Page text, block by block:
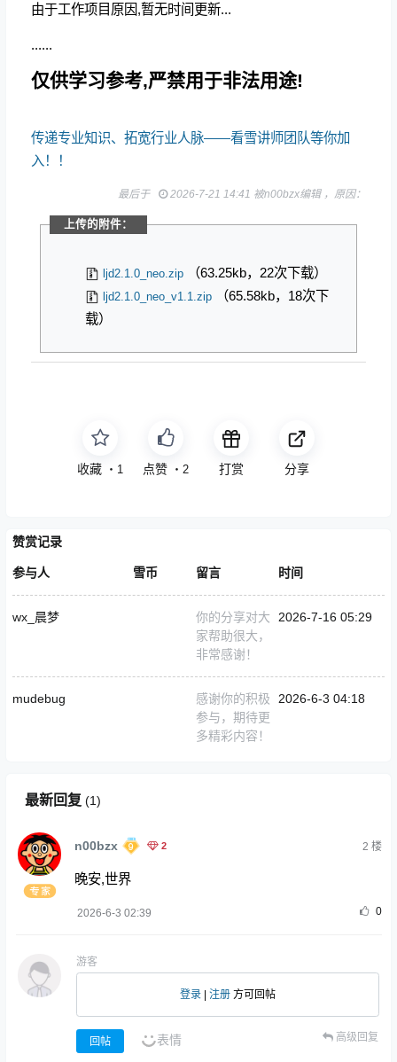
由于工作项目原因,暂无时间更新...
......
仅供学习参考,严禁用于非法用途!
传递专业知识、拓宽行业人脉——看雪讲师团队等你加
入！！
最后于 2026-7-21 14:41 被n00bzx编辑 ，原因：
上传的附件：
ljd2.1.0_neo.zip （63.25kb，22次下载）
ljd2.1.0_neo_v1.1.zip
（65.58kb，18次下
载）
收藏 ・ 1 点赞 ・ 2 打赏 分享
赞赏记录
参与人 雪币 留言 时间
wx_晨梦
你的分享对大
家帮助很大，
非常感谢！
2026-7-16 05:29
mudebug
感谢你的积极
参与，期待更
多精彩内容！
2026-6-3 04:18
最新回复 (1)
n00bzx 2 2 楼
晚安,世界
2026-6-3 02:39 0
游客
登录 注册 方可回帖
回帖 表情 高级回复